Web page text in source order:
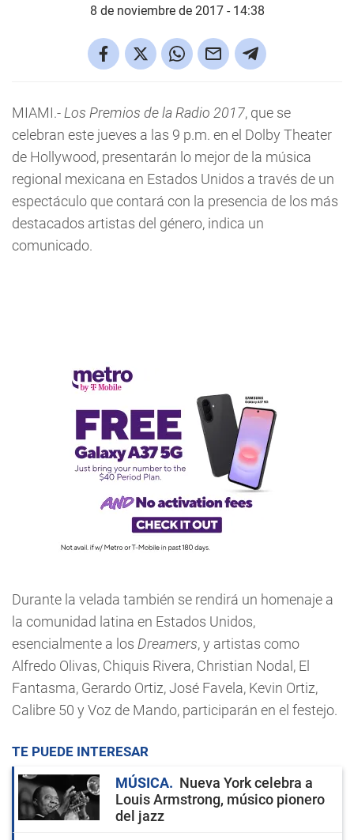
8 de noviembre de 2017 - 14:38
MIAMI.- Los Premios de la Radio 2017, que se
celebran este jueves a las 9 p.m. en el Dolby Theater
de Hollywood, presentarán lo mejor de la música
regional mexicana en Estados Unidos a través de un
espectáculo que contará con la presencia de los más
destacados artistas del género, indica un
comunicado.
Durante la velada también se rendirá un homenaje a
la comunidad latina en Estados Unidos,
esencialmente a los Dreamers, y artistas como
Alfredo Olivas, Chiquis Rivera, Christian Nodal, El
Fantasma, Gerardo Ortiz, José Favela, Kevin Ortiz,
Calibre 50 y Voz de Mando, participarán en el festejo.
TE PUEDE INTERESAR
MÚSICA
Nueva York celebra a
Louis Armstrong, músico pionero
del jazz